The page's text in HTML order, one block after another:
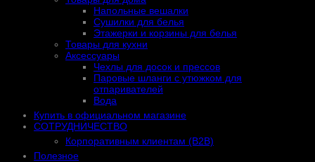
Напольные вешалки
Сушилки для белья
Этажерки и корзины для белья
Товары для кухни
Аксессуары
Чехлы для досок и прессов
Паровые шланги с утюжком для
отпаривателей
Вода
Купить в официальном магазине
СОТРУДНИЧЕСТВО
Корпоративным клиентам (B2B)
Полезное